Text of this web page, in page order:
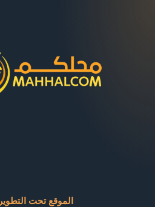
● الموقع تحت التطوير